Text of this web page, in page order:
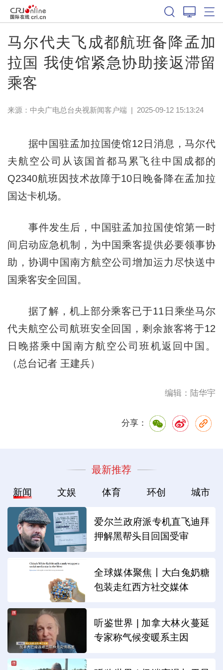
马尔代夫飞成都航班备降孟加
拉国 我使馆紧急协助接返滞留
乘客
来源： 中央广电总台央视新闻客户端 | 2025-09-12 15:13:24
据中国驻孟加拉国使馆12日消息，马尔代
夫航空公司从该国首都马累飞往中国成都的
Q2340航班因技术故障于10日晚备降在孟加拉
国达卡机场。
事件发生后，中国驻孟加拉国使馆第一时
间启动应急机制，为中国乘客提供必要领事协
助，协调中国南方航空公司增加运力尽快送中
国乘客安全回国。
据了解，机上部分乘客已于11日乘坐马尔
代夫航空公司航班安全回国，剩余旅客将于12
日晚搭乘中国南方航空公司班机返回中国。
（总台记者 王建兵）
编辑：陆华宇
分享：
最新推荐
新闻 文娱 体育 环创 城市
爱尔兰政府派专机直飞迪拜
押解黑帮头目回国受审
全球媒体聚焦丨大白兔奶糖
包装走红西方社交媒体
听鉴世界 | 加拿大林火蔓延
专家称气候变暖系主因